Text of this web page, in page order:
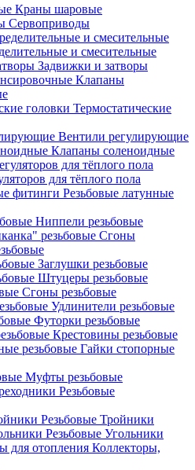
Краны шаровые
Сервоприводы
и смесительные
Задвижки и затворы
Клапаны
Термостатические
Вентили регулирующие
Клапаны соленоидные
для тёплого пола
Резьбовые латунные
Ниппели резьбовые
Сгоны
Заглушки резьбовые
Штуцеры резьбовые
Сгоны резьбовые
Удлинители резьбовые
Футорки резьбовые
Крестовины резьбовые
Гайки стопорные
Муфты резьбовые
Резьбовые
Резьбовые Тройники
Резьбовые Угольники
Коллекторы,